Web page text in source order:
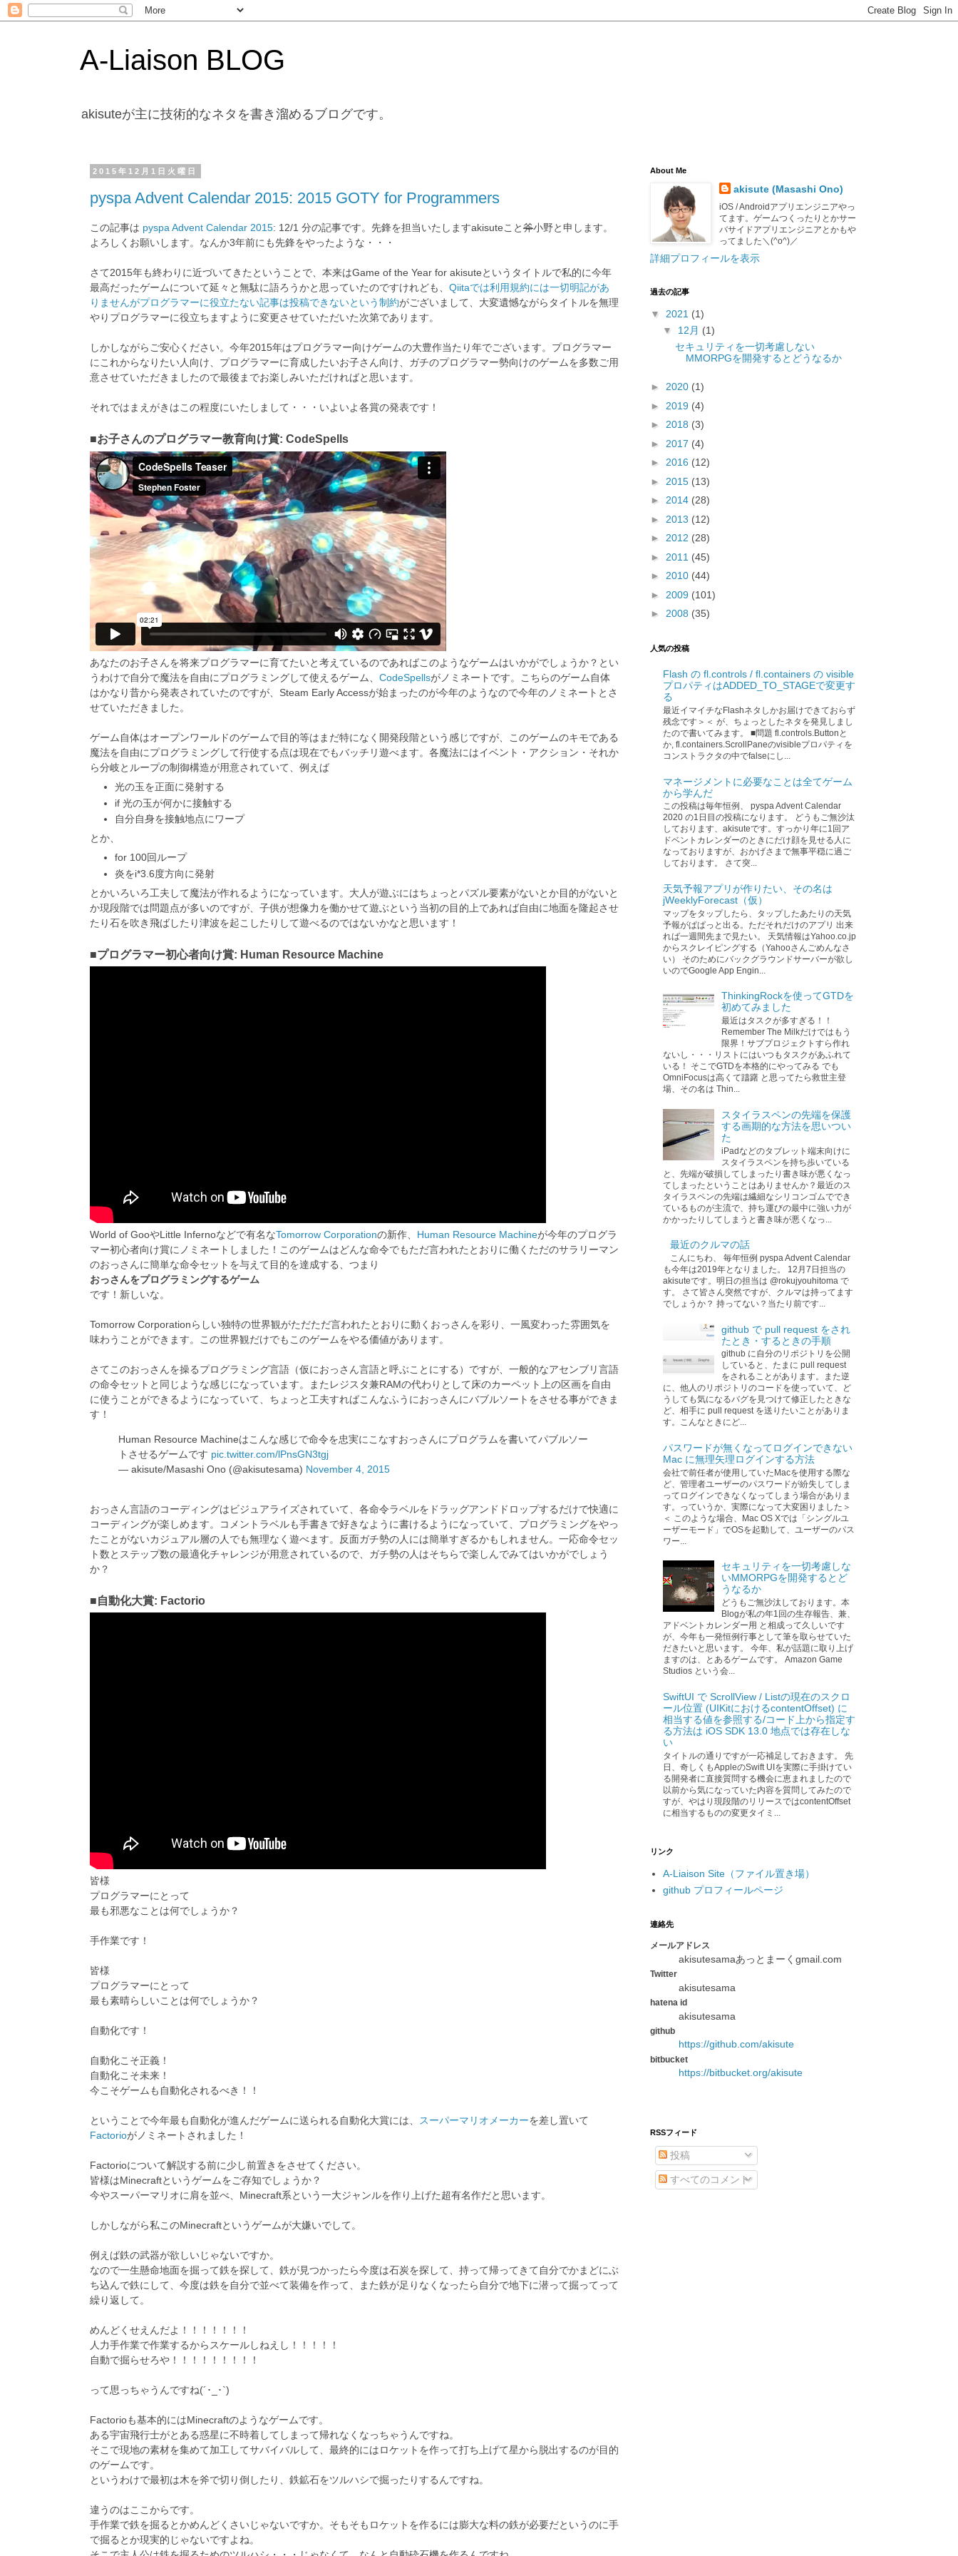
A-Liaison BLOG
akisuteが主に技術的なネタを書き溜めるブログです。
2015年12月1日火曜日
pyspa Advent Calendar 2015: 2015 GOTY for Programmers
この記事は pyspa Advent Calendar 2015: 12/1 分の記事です。先鋒を担当いたしますakisuteこと斧小野と申します。
よろしくお願いします。なんか3年前にも先鋒をやったような・・・
さて2015年も終わりに近づいてきたということで、本来はGame of the Year for akisuteというタイトルで私的に今年
最高だったゲームについて延々と無駄に語ろうかと思っていたのですけれども、 Qiitaでは利用規約には一切明記があ
りませんがプログラマーに役立たない記事は投稿できないという制約がございまして、大変遺憾ながらタイトルを無理
やりプログラマーに役立ちますように変更させていただいた次第であります。
しかしながらご安心ください。今年2015年はプログラマー向けゲームの大豊作当たり年でございます。プログラマー
にこれからなりたい人向け、プログラマーに育成したいお子さん向け、ガチのプログラマー勢向けのゲームを多数ご用
意させていただきましたので最後までお楽しみいただければと思います。
それではまえがきはこの程度にいたしまして・・・いよいよ各賞の発表です！
■お子さんのプログラマー教育向け賞: CodeSpells
あなたのお子さんを将来プログラマーに育てたいと考えているのであればこのようなゲームはいかがでしょうか？とい
うわけで自分で魔法を自由にプログラミングして使えるゲーム、 CodeSpellsがノミネートです。こちらのゲーム自体
はかなり昔から発表されていたのですが、Steam Early Accessが始まったのが今年のようなので今年のノミネートとさ
せていただきました。
ゲーム自体はオープンワールドのゲームで目的等はまだ特になく開発段階という感じですが、このゲームのキモである
魔法を自由にプログラミングして行使する点は現在でもバッチリ遊べます。各魔法にはイベント・アクション・それか
ら分岐とループの制御構造が用意されていて、例えば
光の玉を正面に発射する
if 光の玉が何かに接触する
自分自身を接触地点にワープ
とか、
for 100回ループ
炎をi*3.6度方向に発射
とかいろいろ工夫して魔法が作れるようになっています。大人が遊ぶにはちょっとパズル要素がないとか目的がないと
か現段階では問題点が多いのですが、子供が想像力を働かせて遊ぶという当初の目的上であれば自由に地面を隆起させ
たり石を吹き飛ばしたり津波を起こしたりして遊べるのではないかなと思います！
■プログラマー初心者向け賞: Human Resource Machine
World of GooやLittle Infernoなどで有名なTomorrow Corporationの新作、 Human Resource Machineが今年のプログラ
マー初心者向け賞にノミネートしました！このゲームはどんな命令でもただ言われたとおりに働くただのサラリーマン
のおっさんに簡単な命令セットを与えて目的を達成する、つまり
おっさんをプログラミングするゲーム
です！新しいな。
Tomorrow Corporationらしい独特の世界観がただただ言われたとおりに動くおっさんを彩り、一風変わった雰囲気を
味わうことができます。この世界観だけでもこのゲームをやる価値があります。
さてこのおっさんを操るプログラミング言語（仮におっさん言語と呼ぶことにする）ですが、一般的なアセンブリ言語
の命令セットと同じような感じになっています。またレジスタ兼RAMの代わりとして床のカーペット上の区画を自由
に使うことができるようになっていて、ちょっと工夫すればこんなふうにおっさんにバブルソートをさせる事ができま
す！
Human Resource Machineはこんな感じで命令を忠実にこなすおっさんにプログラムを書いてパブルソー
トさせるゲームです pic.twitter.com/lPnsGN3tgj
— akisute/Masashi Ono (@akisutesama) November 4, 2015
おっさん言語のコーディングはビジュアライズされていて、各命令ラベルをドラッグアンドドロップするだけで快適に
コーディングが楽しめます。コメントラベルも手書きで好きなように書けるようになっていて、プログラミングをやっ
たことがないカジュアル層の人でも無理なく遊べます。反面ガチ勢の人には簡単すぎるかもしれません。一応命令セッ
ト数とステップ数の最適化チャレンジが用意されているので、ガチ勢の人はそちらで楽しんでみてはいかがでしょう
か？
■自動化大賞: Factorio
皆様
プログラマーにとって
最も邪悪なことは何でしょうか？
手作業です！
皆様
プログラマーにとって
最も素晴らしいことは何でしょうか？
自動化です！
自動化こそ正義！
自動化こそ未来！
今こそゲームも自動化されるべき！！
ということで今年最も自動化が進んだゲームに送られる自動化大賞には、 スーパーマリオメーカーを差し置いて
Factorioがノミネートされました！
Factorioについて解説する前に少し前置きをさせてください。
皆様はMinecraftというゲームをご存知でしょうか？
今やスーパーマリオに肩を並べ、Minecraft系という一大ジャンルを作り上げた超有名作だと思います。
しかしながら私このMinecraftというゲームが大嫌いでして。
例えば鉄の武器が欲しいじゃないですか。
なので一生懸命地面を掘って鉄を探して、鉄が見つかったら今度は石炭を探して、持って帰ってきて自分でかまどにぶ
ち込んで鉄にして、今度は鉄を自分で並べて装備を作って、また鉄が足りなくなったら自分で地下に潜って掘ってって
繰り返して。
めんどくせえんだよ！！！！！！！
人力手作業で作業するからスケールしねえし！！！！！
自動で掘らせろや！！！！！！！！！
って思っちゃうんですね(´･_･`)
Factorioも基本的にはMinecraftのようなゲームです。
ある宇宙飛行士がとある惑星に不時着してしまって帰れなくなっちゃうんですね。
そこで現地の素材を集めて加工してサバイバルして、最終的にはロケットを作って打ち上げて星から脱出するのが目的
のゲームです。
というわけで最初は木を斧で切り倒したり、鉄鉱石をツルハシで掘ったりするんですね。
違うのはここからです。
手作業で鉄を掘るとかめんどくさいじゃないですか。そもそもロケットを作るには膨大な料の鉄が必要だというのに手
で掘るとか現実的じゃないですよね。
About Me
akisute (Masashi Ono)
iOS / Androidアプリエンジニアやっ
てます。ゲームつくったりとかサー
バサイドアプリエンジニアとかもや
ってました＼(^o^)／
詳細プロフィールを表示
過去の記事
▼ 2021 (1)
▼ 12月 (1)
セキュリティを一切考慮しない
MMORPGを開発するとどうなるか
► 2020 (1)
► 2019 (4)
► 2018 (3)
► 2017 (4)
► 2016 (12)
► 2015 (13)
► 2014 (28)
► 2013 (12)
► 2012 (28)
► 2011 (45)
► 2010 (44)
► 2009 (101)
► 2008 (35)
人気の投稿
Flash の fl.controls / fl.containers の visible
プロパティはADDED_TO_STAGEで変更す
る
最近イマイチなFlashネタしかお届けできておらず
残念です＞＜ が、ちょっとしたネタを発見しまし
たので書いてみます。 ■問題 fl.controls.Buttonと
か, fl.containers.ScrollPaneのvisibleプロパティを
コンストラクタの中でfalseにし...
マネージメントに必要なことは全てゲーム
から学んだ
この投稿は毎年恒例、 pyspa Advent Calendar
2020 の1日目の投稿になります。 どうもご無沙汰
しております、akisuteです。すっかり年に1回ア
ドベントカレンダーのときにだけ顔を見せる人に
なっておりますが、おかげさまで無事平穏に過ご
しております。 さて突...
天気予報アプリが作りたい、その名は
jWeeklyForecast（仮）
マップをタップしたら、タップしたあたりの天気
予報がぱぱっと出る。ただそれだけのアプリ 出来
れば一週間先まで見たい。 天気情報はYahoo.co.jp
からスクレイピングする（Yahooさんごめんなさ
い） そのためにバックグラウンドサーバーが欲し
いのでGoogle App Engin...
ThinkingRockを使ってGTDを
初めてみました
最近はタスクが多すぎる！！
Remember The Milkだけではもう
限界！サブプロジェクトすら作れ
ないし・・・リストにはいつもタスクがあふれて
いる！ そこでGTDを本格的にやってみる でも
OmniFocusは高くて躊躇 と思ってたら救世主登
場、その名は Thin...
スタイラスペンの先端を保護
する画期的な方法を思いつい
た
iPadなどのタブレット端末向けに
スタイラスペンを持ち歩いている
と、先端が破損してしまったり書き味が悪くなっ
てしまったということはありませんか？最近のス
タイラスペンの先端は繊細なシリコンゴムででき
ているものが主流で、持ち運びの最中に強い力が
かかったりしてしまうと書き味が悪くなっ...
最近のクルマの話
こんにちわ、 毎年恒例 pyspa Advent Calendar
も今年は2019年となりました。 12月7日担当の
akisuteです。明日の担当は @rokujyouhitoma で
す。 さて皆さん突然ですが、クルマは持ってます
でしょうか？ 持ってない？当たり前です...
github で pull request をされ
たとき・するときの手順
github に自分のリポジトリを公開
していると、たまに pull request
をされることがあります。また逆
に、他人のリポジトリのコードを使っていて、ど
うしても気になるバグを見つけて修正したときな
ど、相手に pull request を送りたいことがありま
す。こんなときにど...
パスワードが無くなってログインできない
Mac に無理矢理ログインする方法
会社で前任者が使用していたMacを使用する際な
ど、管理者ユーザーのパスワードが紛失してしま
ってログインできなくなってしまう場合がありま
す。っていうか、実際になって大変困りました＞
＜ このような場合、Mac OS Xでは「シングルユ
ーザーモード」でOSを起動して、ユーザーのパス
ワー...
セキュリティを一切考慮しな
いMMORPGを開発するとど
うなるか
どうもご無沙汰しております。本
Blogが私の年1回の生存報告、兼、
アドベントカレンダー用 と相成って久しいです
が、今年も一発恒例行事として筆を取らせていた
だきたいと思います。 今年、私が話題に取り上げ
ますのは、とあるゲームです。 Amazon Game
Studios という会...
SwiftUI で ScrollView / Listの現在のスクロ
ール位置 (UIKitにおけるcontentOffset) に
相当する値を参照する/コード上から指定す
る方法は iOS SDK 13.0 地点では存在しな
い
タイトルの通りですが一応補足しておきます。 先
日、奇しくもAppleのSwift UIを実際に手掛けてい
る開発者に直接質問する機会に恵まれましたので
以前から気になっていた内容を質問してみたので
すが、やはり現段階のリリースではcontentOffset
に相当するものの変更タイミ...
リンク
A-Liaison Site（ファイル置き場）
github プロフィールページ
連絡先
メールアドレス
akisutesamaあっとまーくgmail.com
Twitter
akisutesama
hatena id
akisutesama
github
https://github.com/akisute
bitbucket
https://bitbucket.org/akisute
RSSフィード
投稿
すべてのコメント